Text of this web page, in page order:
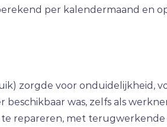
per kalendermaand en
zorgde voor onduidelijkheid,
was, zelfs als
repareren, met terugwerkende